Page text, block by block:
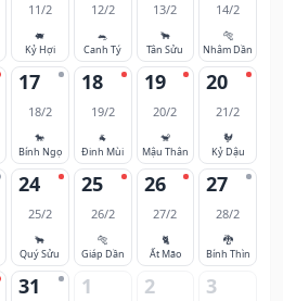
11/2
🐖
Kỷ Hợi
12/2
🐀
Canh Tý
13/2
🐂
Tân Sửu
14/2
🐅
Nhâm Dần
17
18/2
🐎
Bính Ngọ
18
19/2
🐐
Đinh Mùi
19
20/2
🐒
Mậu Thân
20
21/2
🐓
Kỷ Dậu
24
25/2
🐂
Quý Sửu
25
26/2
🐅
Giáp Dần
26
27/2
🐈
Ất Mão
27
28/2
🐉
Bính Thìn
31 1 2 3